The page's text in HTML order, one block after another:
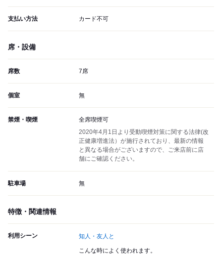
支払い方法 カード不可
席・設備
席数 7席
個室 無
禁煙・喫煙
全席喫煙可
2020年4月1日より受動喫煙対策に関する法律(改
正健康増進法）が施行されており、最新の情報
と異なる場合がございますので、ご来店前に店
舗にご確認ください。
駐車場 無
特徴・関連情報
利用シーン 知人・友人と
こんな時によく使われます。